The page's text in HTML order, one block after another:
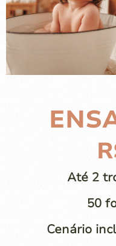
Até 2
50
Cenário